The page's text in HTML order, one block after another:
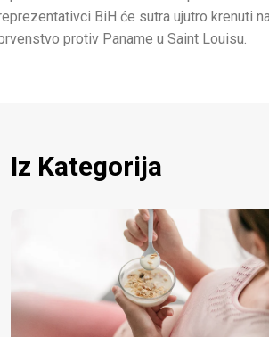
BiH će sutra ujutro krenuti
protiv Paname u Saint Louisu.
Iz Kategorija